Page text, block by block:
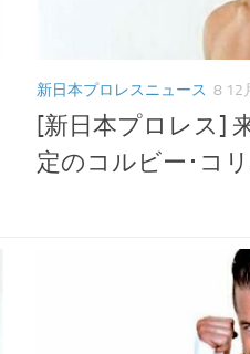
新日本プロレスニュース 8 12
[新日本プロレス]
定のコルビー･コ